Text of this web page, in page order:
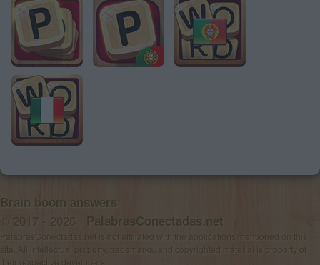
Brain boom answers
© 2017 - 2026 · PalabrasConectadas.net
PalabrasConectadas.net is not affiliated with the applications mentioned on this
site. All intellectual property, trademarks, and copyrighted material is property of